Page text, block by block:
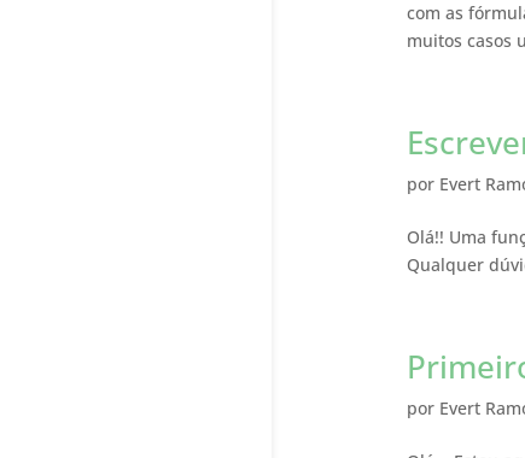
com as
muitos casos
por Evert
Olá!! Uma
Qualquer
por Evert